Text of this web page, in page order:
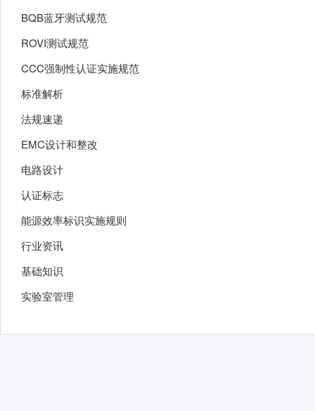
BQB蓝牙测试规范
ROVI测试规范
CCC强制性认证实施规范
标准解析
法规速递
EMC设计和整改
电路设计
认证标志
能源效率标识实施规则
行业资讯
基础知识
实验室管理